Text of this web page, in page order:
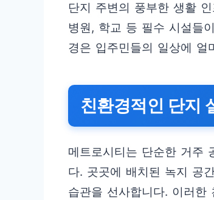
단지 주변의 풍부한 생활
병원, 학교 등 필수 시설들
경은 입주민들의 일상에 얼
친환경적인 단지
메트로시티는 단순한 거주
다. 곳곳에 배치된 녹지 공
습관을 선사합니다. 이러한